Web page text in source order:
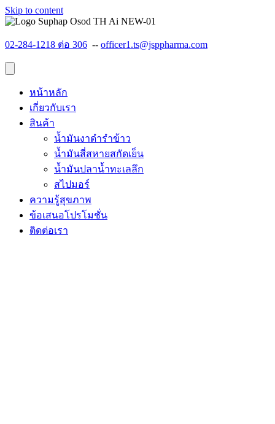
Skip to content
02-284-1218 ต่อ 306 -- officer1.ts@jsppharma.com
หน้าหลัก
เกี่ยวกับเรา
สินค้า
น้ำมันงาดำรำข้าว
น้ำมันสี่สหายสกัดเย็น
น้ำมันปลาน้ำทะเลลึก
สไปมอร์
ความรู้สุขภาพ
ข้อเสนอโปรโมชั่น
ติดต่อเรา